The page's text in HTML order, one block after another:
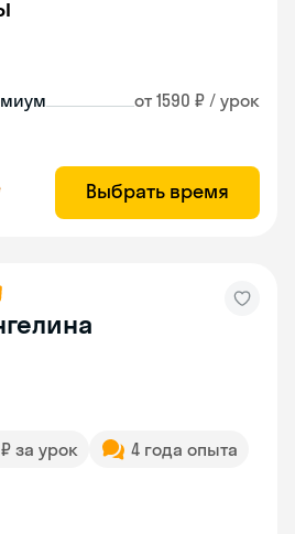
от 1590 ₽ / урок
Выбрать время
за урок 4 года опыта